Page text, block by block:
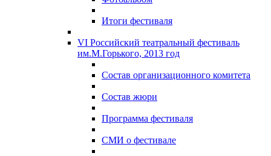
Итоги фестиваля
VI Российский театральный фестиваль
им.М.Горького, 2013 год
Состав организационного комитета
Состав жюри
Программа фестиваля
СМИ о фестивале